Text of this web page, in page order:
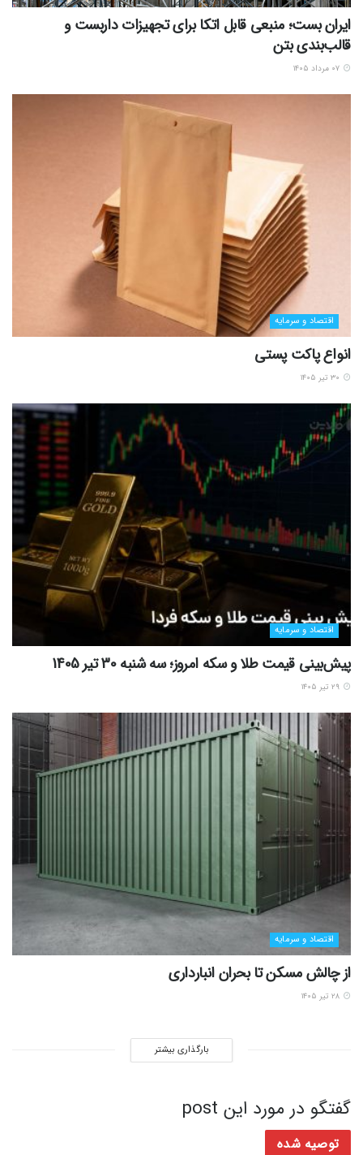
ایران بست؛ منبعی قابل اتکا برای تجهیزات داربست و
قالب‌بندی بتن
اقتصاد و سرمایه
انواع پاکت پستی
اقتصاد و سرمایه
پیش‌بینی قیمت طلا و سکه امروز؛ سه شنبه 30 تیر 1405
اقتصاد و سرمایه
از چالش مسکن تا بحران انبارداری
بارگذاری بیشتر
گفتگو در مورد این post
توصیه شده